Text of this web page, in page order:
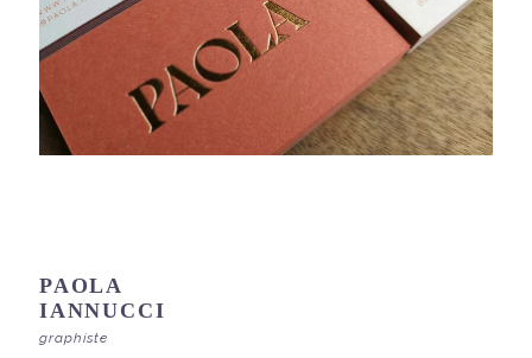
PAOLA
IANNUCCI
graphiste